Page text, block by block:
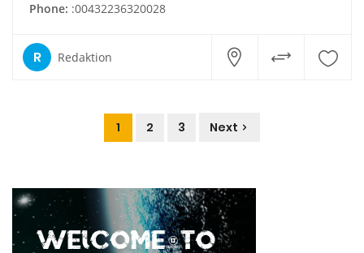
Phone: :00432236320028
R Redaktion
1 2 3 Next